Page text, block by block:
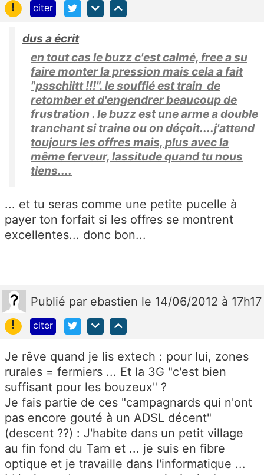
!
citer
dus a écrit
en tout cas le buzz c'est calmé, free a su
faire monter la pression mais cela a fait
"psschiitt !!!". le soufflé est train de
retomber et d'engendrer beaucoup de
frustration . le buzz est une arme a double
tranchant si traine ou on déçoit....j'attend
toujours les offres mais, plus avec la
même ferveur, lassitude quand tu nous
tiens....
... et tu seras comme une petite pucelle à
payer ton forfait si les offres se montrent
excellentes... donc bon...
Publié par ebastien le 14/06/2012 à 17h17
!
citer
Je rêve quand je lis extech : pour lui, zones
rurales = fermiers ... Et la 3G "c'est bien
suffisant pour les bouzeux" ?
Je fais partie de ces "campagnards qui n'ont
pas encore gouté à un ADSL décent"
(descent ??) : J'habite dans un petit village
au fin fond du Tarn et ... je suis en fibre
optique et je travaille dans l'informatique ...